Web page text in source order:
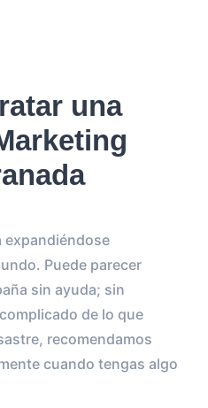
una
expandiéndose
Puede parecer
sin ayuda; sin
de lo que
recomendamos
cuando tengas algo